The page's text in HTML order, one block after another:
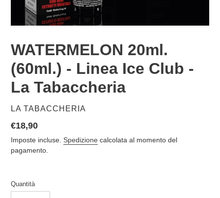
WATERMELON 20ml.
(60ml.) - Linea Ice Club -
La Tabaccheria
VENDITORE
LA TABACCHERIA
Prezzo
di
listino
€18,90
Imposte incluse. Spedizione calcolata al momento del
pagamento.
Quantità